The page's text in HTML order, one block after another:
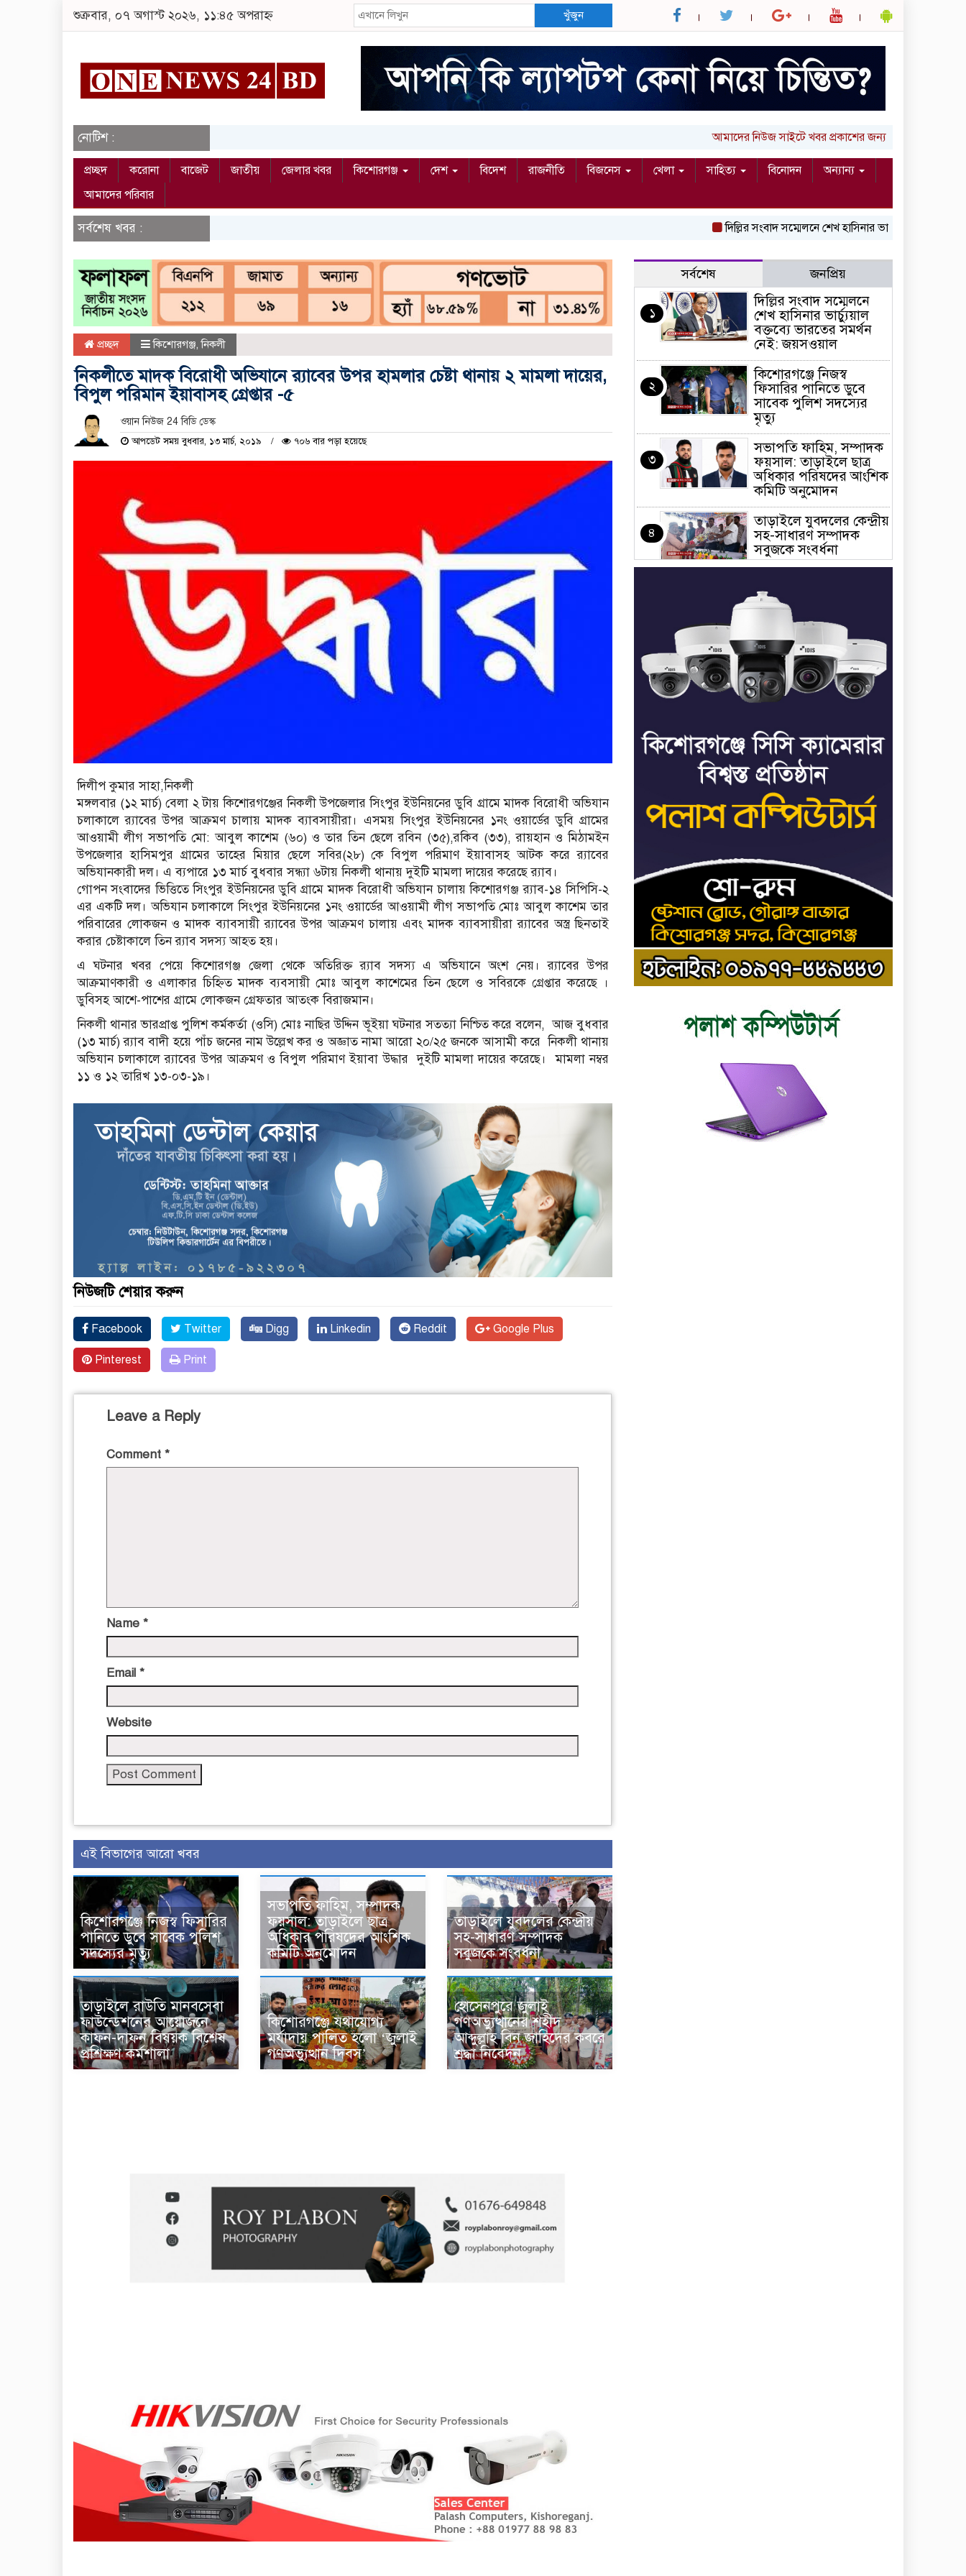
শুক্রবার, ০৭ অগাস্ট ২০২৬, ১১:৪৫ অপরাহ্ন খুঁজুন
নোটিশ : আমাদের নিউজ সাইটে খবর প্রকাশের জন্য আপনার লিখা (তথ্য,
প্রচ্ছদ করোনা বাজেট জাতীয় জেলার খবর কিশোরগঞ্জ দেশ বিদেশ রাজনীতি বিজনেস খেলা সাহিত্য বিনোদন
অন্যান্য
আমাদের পরিবার
সর্বশেষ খবর : দিল্লির সংবাদ সম্মেলনে শেখ হাসিনার ভার্চ্যুয়াল বক্তব্যে ভারতের
প্রচ্ছদ কিশোরগঞ্জ,নিকলী
নিকলীতে মাদক বিরোধী অভিযানে র‌্যাবের উপর হামলার চেষ্টা থানায় ২ মামলা দায়ের,
বিপুল পরিমান ইয়াবাসহ গ্রেপ্তার -৫
ওয়ান নিউজ 24 বিডি ডেস্ক
আপডেট সময় বুধবার, ১৩ মার্চ, ২০১৯ ৭০৬ বার পড়া হয়েছে
দিলীপ কুমার সাহা,নিকলী
মঙ্গলবার (১২ মার্চ) বেলা ২ টায় কিশোরগঞ্জের নিকলী উপজেলার সিংপুর ইউনিয়নের ডুবি গ্রামে মাদক বিরোধী অভিযান
চলাকালে র‌্যাবের উপর আক্রমণ চালায় মাদক ব্যাবসায়ীরা। এসময় সিংপুর ইউনিয়নের ১নং ওয়ার্ডের ডুবি গ্রামের
আওয়ামী লীগ সভাপতি মো: আবুল কাশেম (৬০) ও তার তিন ছেলে রবিন (৩৫),রকিব (৩৩), রায়হান ও মিঠামইন
উপজেলার হাসিমপুর গ্রামের তাহের মিয়ার ছেলে সবির(২৮) কে বিপুল পরিমাণ ইয়াবাসহ আটক করে র‌্যাবের
অভিযানকারী দল। এ ব্যপারে ১৩ মার্চ বুধবার সন্ধ্যা ৬টায় নিকলী থানায় দুইটি মামলা দায়ের করেছে র‌্যাব।
গোপন সংবাদের ভিত্তিতে সিংপুর ইউনিয়নের ডুবি গ্রামে মাদক বিরোধী অভিযান চালায় কিশোরগঞ্জ র‌্যাব-১৪ সিপিসি-২
এর একটি দল। অভিযান চলাকালে সিংপুর ইউনিয়নের ১নং ওয়ার্ডের আওয়ামী লীগ সভাপতি মোঃ আবুল কাশেম তার
পরিবারের লোকজন ও মাদক ব্যাবসায়ী র‌্যাবের উপর আক্রমণ চালায় এবং মাদক ব্যাবসায়ীরা র‌্যাবের অস্ত্র ছিনতাই
করার চেষ্টাকালে তিন র‌্যাব সদস্য আহত হয়।
এ ঘটনার খবর পেয়ে কিশোরগঞ্জ জেলা থেকে অতিরিক্ত র‌্যাব সদস্য এ অভিযানে অংশ নেয়। র‌্যাবের উপর
আক্রমাণকারী ও এলাকার চিহ্নিত মাদক ব্যবসায়ী মোঃ আবুল কাশেমের তিন ছেলে ও সবিরকে গ্রেপ্তার করেছে ।
ডুবিসহ আশে-পাশের গ্রামে লোকজন গ্রেফতার আতংক বিরাজমান।
নিকলী থানার ভারপ্রাপ্ত পুলিশ কর্মকর্তা (ওসি) মোঃ নাছির উদ্দিন ভূইয়া ঘটনার সতত্যা নিশ্চিত করে বলেন, আজ বুধবার
(১৩ মার্চ) র‌্যাব বাদী হয়ে পাঁচ জনের নাম উল্লেখ কর ও অজ্ঞাত নামা আরো ২০/২৫ জনকে আসামী করে নিকলী থানায়
অভিযান চলাকালে র‌্যাবের উপর আক্রমণ ও বিপুল পরিমাণ ইয়াবা উদ্ধার দুইটি মামলা দায়ের করেছে। মামলা নম্বর
১১ ও ১২ তারিখ ১৩-০৩-১৯।
নিউজটি শেয়ার করুন
Facebook Twitter Digg Linkedin Reddit Google Plus
Pinterest Print
Leave a Reply
Comment *
Name *
Email *
Website
এই বিভাগের আরো খবর
কিশোরগঞ্জে নিজস্ব ফিসারির
পানিতে ডুবে সাবেক পুলিশ
সদস্যের মৃত্যু
সভাপতি ফাহিম, সম্পাদক
ফয়সাল: তাড়াইলে ছাত্র
অধিকার পরিষদের আংশিক
কমিটি অনুমোদন
তাড়াইলে যুবদলের কেন্দ্রীয়
সহ-সাধারণ সম্পাদক
সবুজকে সংবর্ধনা
তাড়াইলে রাউতি মানবসেবা
ফাউন্ডেশনের আয়োজনে
কাফন-দাফন বিষয়ক বিশেষ
প্রশিক্ষণ কর্মশালা
কিশোরগঞ্জে যথাযোগ্য
মর্যাদায় পালিত হলো ‘জুলাই
গণঅভ্যুত্থান দিবস’
হোসেনপুরে জুলাই
গণঅভ্যুত্থানের শহীদ
আব্দুল্লাহ বিন জাহিদের কবরে
শ্রদ্ধা নিবেদন
সর্বশেষ জনপ্রিয়
১
দিল্লির সংবাদ সম্মেলনে
শেখ হাসিনার ভার্চ্যুয়াল
বক্তব্যে ভারতের সমর্থন
নেই: জয়সওয়াল
২
কিশোরগঞ্জে নিজস্ব
ফিসারির পানিতে ডুবে
সাবেক পুলিশ সদস্যের
মৃত্যু
৩
সভাপতি ফাহিম, সম্পাদক
ফয়সাল: তাড়াইলে ছাত্র
অধিকার পরিষদের আংশিক
কমিটি অনুমোদন
৪
তাড়াইলে যুবদলের কেন্দ্রীয়
সহ-সাধারণ সম্পাদক
সবুজকে সংবর্ধনা
নিয়োগ, ২ জনের পদোন্নতি
৬
শেখ হাসিনার সঙ্গে
পালানোর ফ্লাইট কীভাবে
মিস করেছিলেন সালমান
এফ রহমান
মৃত্যুদণ্ড বাদ না দেওয়ায়
প্রত্যক্ষদর্শীদের তথ্য দেয়নি
জাতিসংঘ: ট্রাইব্যুনালকে
প্রসিকিউটর
মানবসেবা ফাউন্ডেশনের
আয়োজনে কাফন-দাফন
বিষয়ক বিশেষ প্রশিক্ষণ
কর্মশালা
১০
৪ বিভাগে অতি ভারি বৃষ্টির
সতর্কবার্তা